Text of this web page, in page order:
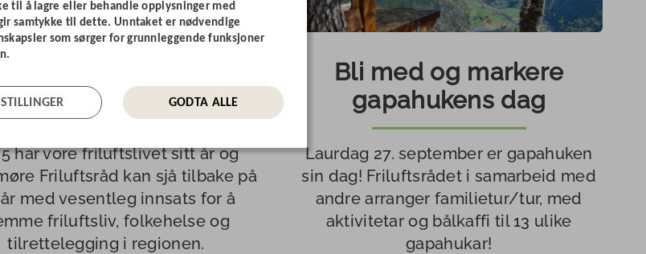
på Sunnmøre
har vore friluftslivet sitt år og
Friluftsråd kan sjå tilbake på
med vesentleg innsats for å
friluftsliv, folkehelse og
tilrettelegging i regionen.
Bli med og markere
gapahukens dag
Laurdag 27. september er gapahuken
sin dag! Friluftsrådet i samarbeid med
andre arranger familietur/tur, med
aktivitetar og bålkaffi til 13 ulike
gapahukar!
til å lagre eller behandle opplysninger med
samtykke til dette. Unntaket er nødvendige
som sørger for grunnleggende funksjoner
GODTA ALLE